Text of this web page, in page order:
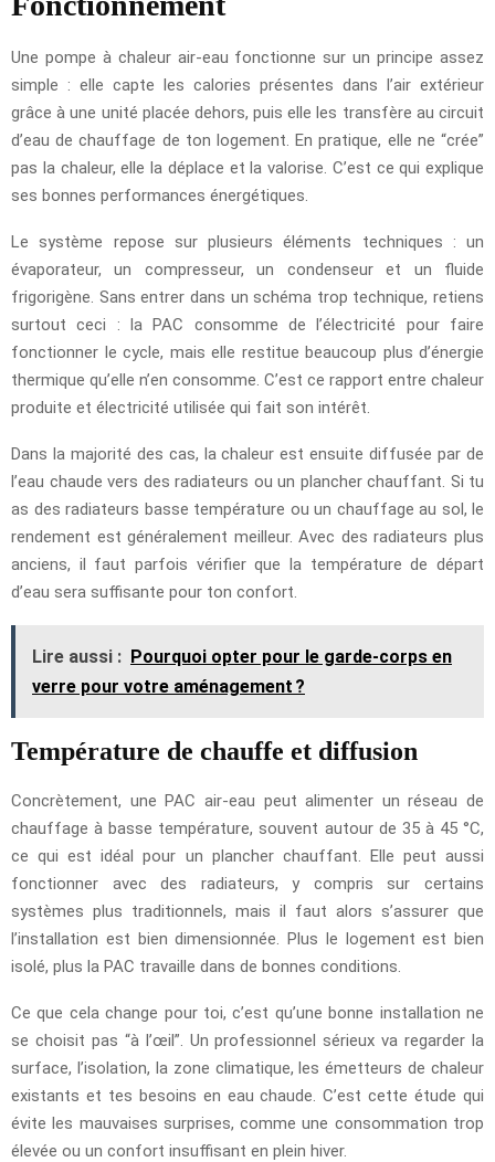
Une pompe à chaleur air-eau fonctionne sur un principe assez
simple : elle capte les calories présentes dans l’air extérieur
grâce à une unité placée dehors, puis elle les transfère au circuit
d’eau de chauffage de ton logement. En pratique, elle ne “crée”
pas la chaleur, elle la déplace et la valorise. C’est ce qui explique
ses bonnes performances énergétiques.
Le système repose sur plusieurs éléments techniques : un
évaporateur, un compresseur, un condenseur et un fluide
frigorigène. Sans entrer dans un schéma trop technique, retiens
surtout ceci : la PAC consomme de l’électricité pour faire
fonctionner le cycle, mais elle restitue beaucoup plus d’énergie
thermique qu’elle n’en consomme. C’est ce rapport entre chaleur
produite et électricité utilisée qui fait son intérêt.
Dans la majorité des cas, la chaleur est ensuite diffusée par de
l’eau chaude vers des radiateurs ou un plancher chauffant. Si tu
as des radiateurs basse température ou un chauffage au sol, le
rendement est généralement meilleur. Avec des radiateurs plus
anciens, il faut parfois vérifier que la température de départ
d’eau sera suffisante pour ton confort.
Lire aussi : Pourquoi opter pour le garde-corps en
verre pour votre aménagement ?
Température de chauffe et diffusion
Concrètement, une PAC air-eau peut alimenter un réseau de
chauffage à basse température, souvent autour de 35 à 45 °C,
ce qui est idéal pour un plancher chauffant. Elle peut aussi
fonctionner avec des radiateurs, y compris sur certains
systèmes plus traditionnels, mais il faut alors s’assurer que
l’installation est bien dimensionnée. Plus le logement est bien
isolé, plus la PAC travaille dans de bonnes conditions.
Ce que cela change pour toi, c’est qu’une bonne installation ne
se choisit pas “à l’œil”. Un professionnel sérieux va regarder la
surface, l’isolation, la zone climatique, les émetteurs de chaleur
existants et tes besoins en eau chaude. C’est cette étude qui
évite les mauvaises surprises, comme une consommation trop
élevée ou un confort insuffisant en plein hiver.